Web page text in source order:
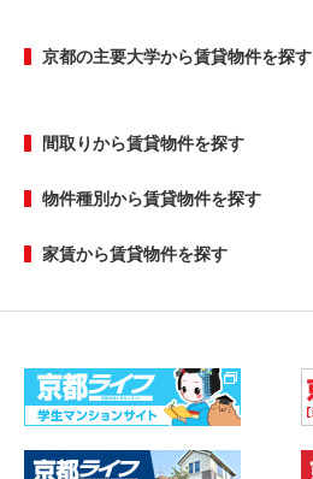
京都の主要大学から賃貸物件を探す
間取りから賃貸物件を探す
物件種別から賃貸物件を探す
家賃から賃貸物件を探す